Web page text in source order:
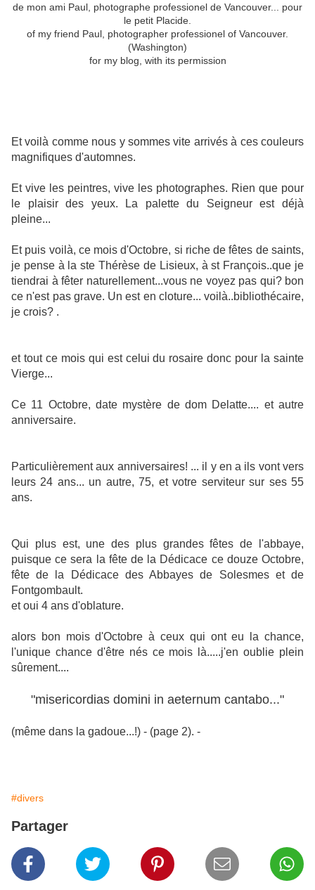
de mon ami Paul, photographe professionel de Vancouver... pour
le petit Placide.
of my friend Paul, photographer professionel of Vancouver.
(Washington)
for my blog, with its permission
Et voilà comme nous y sommes vite arrivés à ces couleurs
magnifiques d'automnes.
Et vive les peintres, vive les photographes. Rien que pour
le plaisir des yeux. La palette du Seigneur est déjà
pleine...
Et puis voilà, ce mois d'Octobre, si riche de fêtes de saints,
je pense à la ste Thérèse de Lisieux, à st François..que je
tiendrai à fêter naturellement...vous ne voyez pas qui? bon
ce n'est pas grave. Un est en cloture... voilà..bibliothécaire,
je crois? .
et tout ce mois qui est celui du rosaire donc pour la sainte
Vierge...
Ce 11 Octobre, date mystère de dom Delatte.... et autre
anniversaire.
Particulièrement aux anniversaires! ... il y en a ils vont vers
leurs 24 ans... un autre, 75, et votre serviteur sur ses 55
ans.
Qui plus est, une des plus grandes fêtes de l'abbaye,
puisque ce sera la fête de la Dédicace ce douze Octobre,
fête de la Dédicace des Abbayes de Solesmes et de
Fontgombault.
et oui 4 ans d'oblature.
alors bon mois d'Octobre à ceux qui ont eu la chance,
l'unique chance d'être nés ce mois là.....j'en oublie plein
sûrement....
"misericordias domini in aeternum cantabo..."
(même dans la gadoue...!) - (page 2). -
#divers
Partager